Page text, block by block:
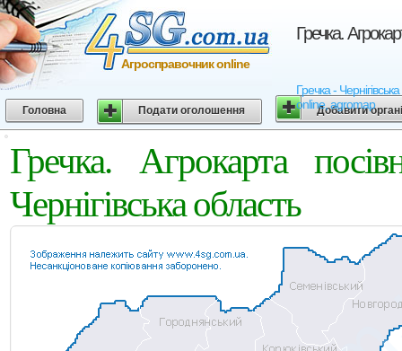
Гречка.
Гречка -
online, agromap
Агросправочник online
Головна Подати оголошення Добавити
Гречка. Агрокарта
Чернігівська область